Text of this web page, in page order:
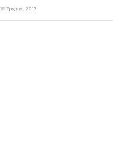
18 Грудня, 2017